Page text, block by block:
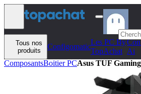
Aller au contenu
Tous nos
produits
Configomatic
Les PC By
TopAchat Ai
ComposantsBoitier PCAsus TUF